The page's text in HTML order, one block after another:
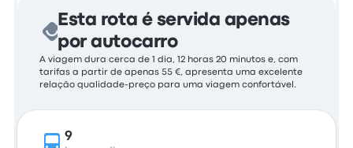
Esta rota é servida apenas
por autocarro
A viagem dura cerca de 1 dia, 12 horas 20 minutos e, com
tarifas a partir de apenas 55 €, apresenta uma excelente
relação qualidade-preço para uma viagem confortável.
9